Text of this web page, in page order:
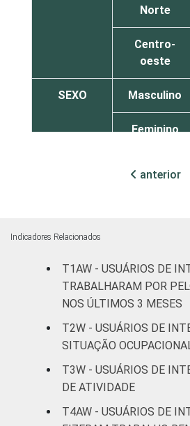
Norte
Centro-
oeste
SEXO Masculino
Feminino
Fundamental
FAIXA
ETÁRIA
De 16 a 24
anos
De 25 a 34
anos
De 35 a 44
anterior
Indicadores Relacionados
T1AW - USUÁRIOS DE
TRABALHARAM POR
NOS ÚLTIMOS 3 MESES
T2W - USUÁRIOS DE
SITUAÇÃO
T3W - USUÁRIOS DE
DE ATIVIDADE
T4AW - USUÁRIOS DE